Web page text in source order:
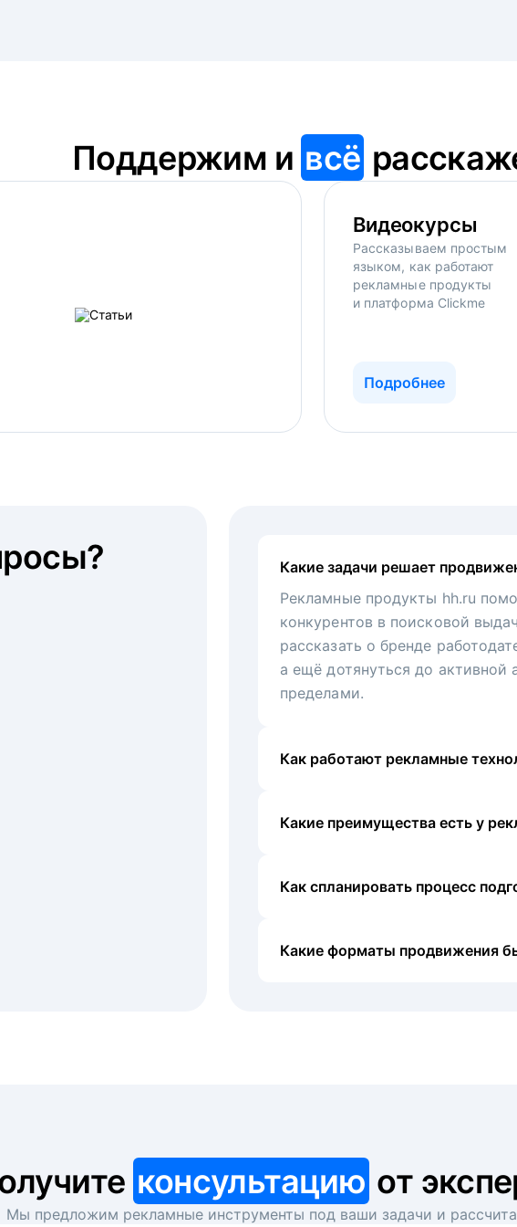
Поддержим и всё
Видеокурсы
Рассказываем простым
языком, как работают
рекламные продукты
и платформа Clickme
Подробнее
Какие задачи решает
Рекламные продукты hh.ru
конкурентов в поисковой
рассказать о бренде
а ещё дотянуться до активной
пределами.
Как работают рекламные
Какие преимущества есть у
Как спланировать процесс
Какие форматы продвижения
консультацию от
Мы предложим рекламные инструменты под ваши задачи и